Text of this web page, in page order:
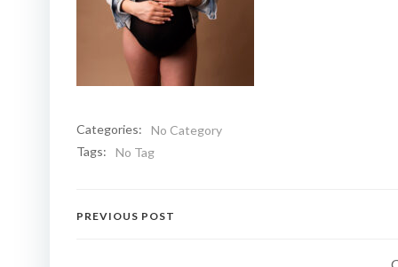
Categories:
No Category
Tags:
No Tag
Navigation
PREVIOUS POST